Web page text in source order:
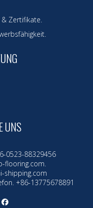
Vorherige:
Nächste:
& Zertifikate.
UNS
0523-88329456
flooring.com.
shipping.com
+86-13775678891